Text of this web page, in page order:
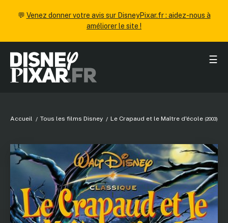
💬 Venez donner votre avis sur DisneyPixar.fr : aidez-nous à
améliorer le site !
☰
Accueil Tous les films Disney Le Crapaud et le Maître d'école (2003)